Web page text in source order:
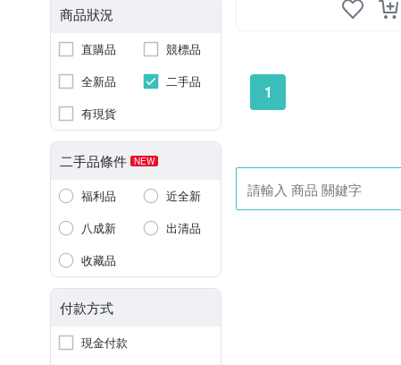
商品狀況
直購品
競標品
全新品
二手品
有現貨
二手品條件 NEW
福利品
近全新
八成新
出清品
收藏品
付款方式
現金付款
1